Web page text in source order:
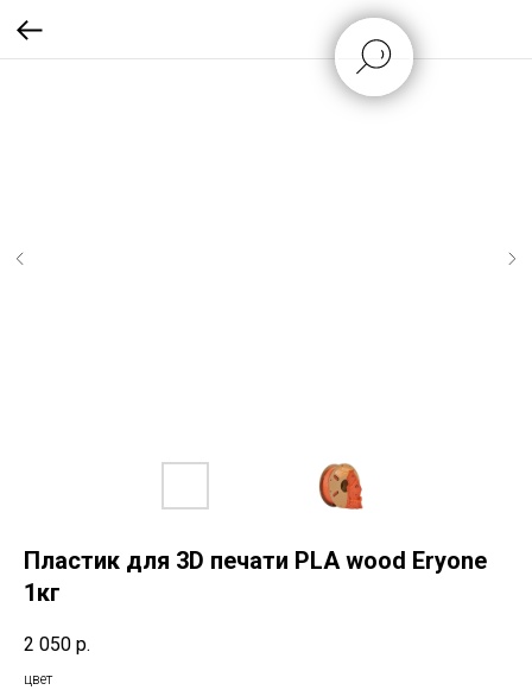
Пластик для 3D печати PLA wood Eryone
1кг
2 050 р.
цвет